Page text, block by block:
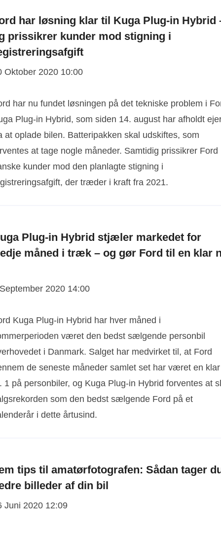
har løsning klar til Kuga Plug-in Hybrid
prissikrer kunder mod stigning i
Oktober 2020 10:00
har nu fundet løsningen på det tekniske problem i
Plug-in Hybrid, som siden 14. august har afholdt
at oplade bilen. Batteripakken skal udskiftes, som
at tage nogle måneder. Samtidig prissikrer Ford
kunder mod den planlagte stigning i
der træder i kraft fra 2021.
Plug-in Hybrid stjæler markedet for
måned i træk – og gør Ford til en klar
2020 14:00
Kuga Plug-in Hybrid har hver måned i
været den bedst sælgende personbil
i Danmark. Salget har medvirket til, at Ford
de seneste måneder samlet set har været en klar
1 på personbiler, og Kuga Plug-in Hybrid forventes at
som den bedst sælgende Ford på et
i dette årtusind.
tips til amatørfotografen: Sådan tager
billeder af din bil
Juni 2020 12:09